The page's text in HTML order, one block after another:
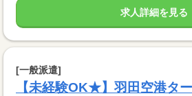
求人詳細を見る
[一般派遣]
【未経験OK★】羽田空港タ